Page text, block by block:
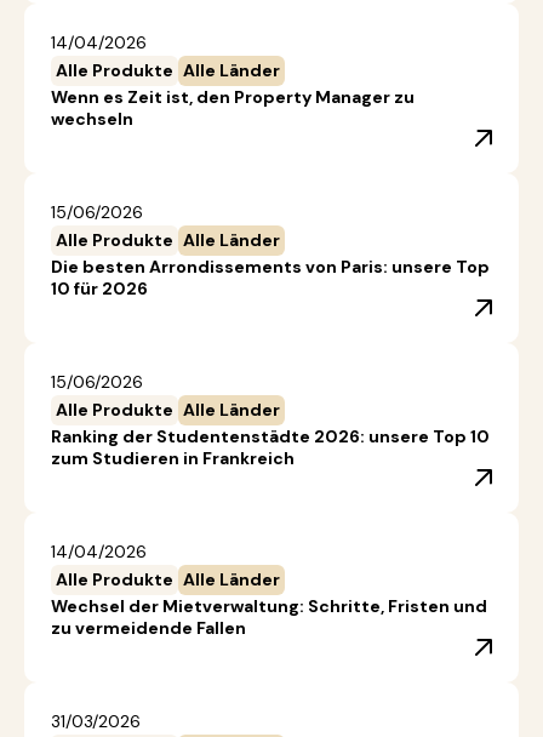
14/04/2026
Alle Produkte Alle Länder
Wenn es Zeit ist, den Property Manager zu
wechseln
15/06/2026
Alle Produkte Alle Länder
Die besten Arrondissements von Paris: unsere Top
10 für 2026
15/06/2026
Alle Produkte Alle Länder
Ranking der Studentenstädte 2026: unsere Top 10
zum Studieren in Frankreich
14/04/2026
Alle Produkte Alle Länder
Wechsel der Mietverwaltung: Schritte, Fristen und
zu vermeidende Fallen
31/03/2026